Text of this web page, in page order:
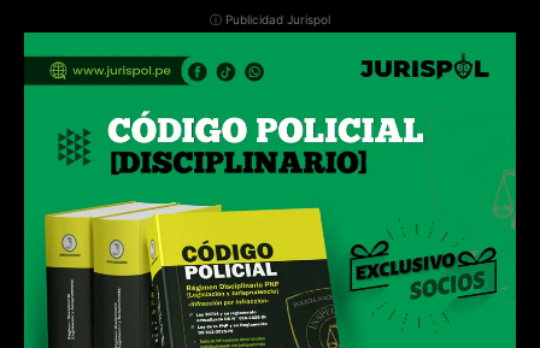
ⓘ Publicidad Jurispol